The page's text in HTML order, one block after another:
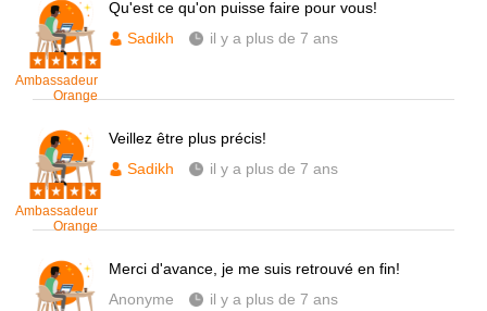
Ambassadeur
Orange
Qu'est ce qu'on puisse faire pour vous!
Sadikh
il y a plus de 7 ans
Ambassadeur
Orange
Veillez être plus précis!
Sadikh
il y a plus de 7 ans
Merci d'avance, je me suis retrouvé en fin!
Anonyme
il y a plus de 7 ans